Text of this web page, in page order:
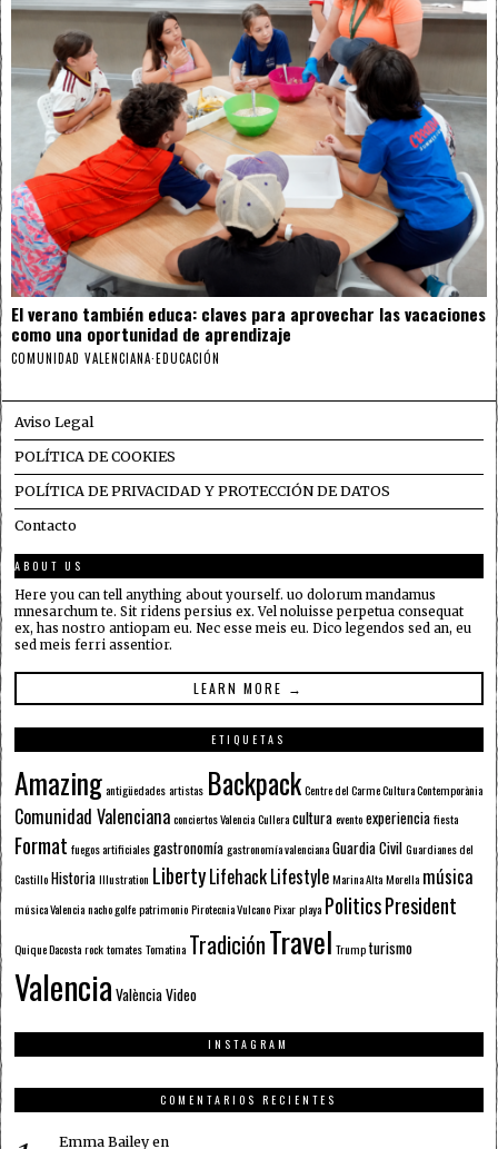
El verano también educa: claves para aprovechar las vacaciones
como una oportunidad de aprendizaje
COMUNIDAD VALENCIANA·EDUCACIÓN
Aviso Legal
POLÍTICA DE COOKIES
POLÍTICA DE PRIVACIDAD Y PROTECCIÓN DE DATOS
Contacto
ABOUT US
Here you can tell anything about yourself. uo dolorum mandamus
mnesarchum te. Sit ridens persius ex. Vel noluisse perpetua consequat
ex, has nostro antiopam eu. Nec esse meis eu. Dico legendos sed an, eu
sed meis ferri assentior.
LEARN MORE →
ETIQUETAS
Amazing antigüedades artistas Backpack Centre del Carme Cultura Contemporània
Comunidad Valenciana conciertos Valencia Cullera cultura evento experiencia fiesta
Format fuegos artificiales gastronomía gastronomía valenciana Guardia Civil Guardianes del
Castillo Historia Illustration LibertyLifehackLifestyle Marina Alta Morella música
música Valencia nacho golfe patrimonio Pirotecnia Vulcano Pixar playa PoliticsPresident
Quique Dacosta rock tomates Tomatina TradiciónTravel Trump turismo
Valencia ValènciaVideo
INSTAGRAM
COMENTARIOS RECIENTES
Emma Baileyen